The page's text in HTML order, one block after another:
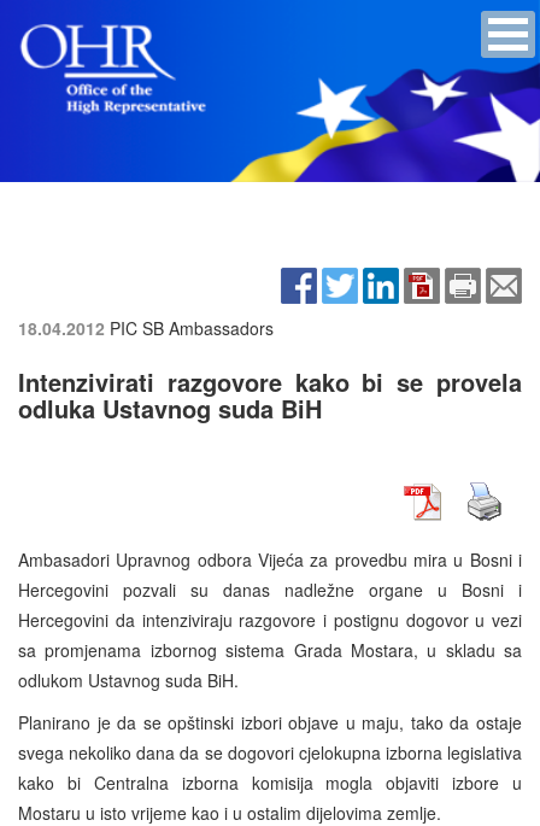
18.04.2012 PIC SB Ambassadors
Intenzivirati razgovore kako bi se provela
odluka Ustavnog suda BiH
Ambasadori Upravnog odbora Vijeća za provedbu mira u Bosni i
Hercegovini pozvali su danas nadležne organe u Bosni i
Hercegovini da intenziviraju razgovore i postignu dogovor u vezi
sa promjenama izbornog sistema Grada Mostara, u skladu sa
odlukom Ustavnog suda BiH.
Planirano je da se opštinski izbori objave u maju, tako da ostaje
svega nekoliko dana da se dogovori cjelokupna izborna legislativa
kako bi Centralna izborna komisija mogla objaviti izbore u
Mostaru u isto vrijeme kao i u ostalim dijelovima zemlje.